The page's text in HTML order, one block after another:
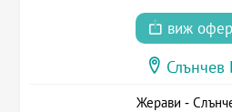
виж
Слънчев
Жерави -